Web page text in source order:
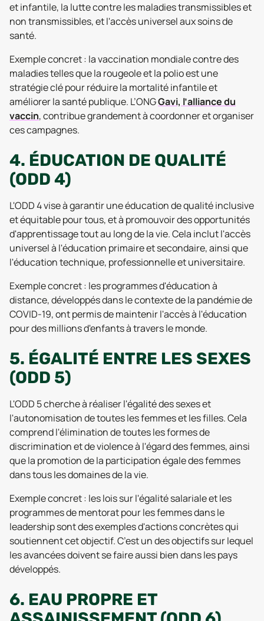
et infantile, la lutte contre les maladies transmissibles et
non transmissibles, et l'accès universel aux soins de
santé.
Exemple concret : la vaccination mondiale contre des
maladies telles que la rougeole et la polio est une
stratégie clé pour réduire la mortalité infantile et
améliorer la santé publique. L’ONGGavi, l’alliance du
vaccin, contribue grandement à coordonner et organiser
ces campagnes.
4. ÉDUCATION DE QUALITÉ
(ODD 4)
L'ODD 4 vise à garantir une éducation de qualité inclusive
et équitable pour tous, et à promouvoir des opportunités
d'apprentissage tout au long de la vie. Cela inclut l'accès
universel à l'éducation primaire et secondaire, ainsi que
l'éducation technique, professionnelle et universitaire.
Exemple concret : les programmes d'éducation à
distance, développés dans le contexte de la pandémie de
COVID-19, ont permis de maintenir l'accès à l'éducation
pour des millions d'enfants à travers le monde.
5. ÉGALITÉ ENTRE LES SEXES
(ODD 5)
L'ODD 5 cherche à réaliser l'égalité des sexes et
l'autonomisation de toutes les femmes et les filles. Cela
comprend l'élimination de toutes les formes de
discrimination et de violence à l'égard des femmes, ainsi
que la promotion de la participation égale des femmes
dans tous les domaines de la vie.
Exemple concret : les lois sur l'égalité salariale et les
programmes de mentorat pour les femmes dans le
leadership sont des exemples d'actions concrètes qui
soutiennent cet objectif. C’est un des objectifs sur lequel
les avancées doivent se faire aussi bien dans les pays
développés.
6. EAU PROPRE ET